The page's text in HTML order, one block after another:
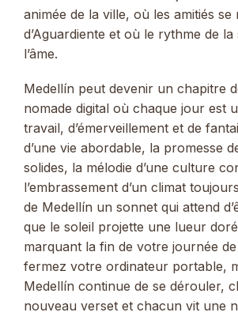
animée de la ville, où les amitiés
d’Aguardiente et où le rythme de
l’âme.
Medellín peut devenir un chapitre
nomade digital où chaque jour est
travail, d’émerveillement et de
d’une vie abordable, la promesse
solides, la mélodie d’une culture
l’embrassement d’un climat
de Medellín un sonnet qui attend
que le soleil projette une lueur
marquant la fin de votre journée
fermez votre ordinateur portable,
Medellín continue de se dérouler,
nouveau verset et chacun vit une